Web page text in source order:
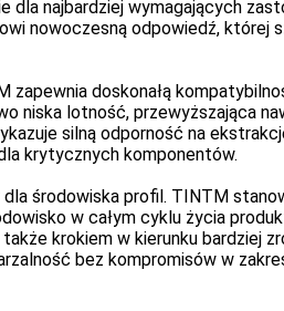
dla najbardziej wymagających
nowoczesną odpowiedź, której
doskonałą
lotność, przewyższająca
silną odporność na
krytycznych komponentów.
środowiska profil. TINTM
w całym cyklu życia
krokiem w kierunku bardziej
bez kompromisów w